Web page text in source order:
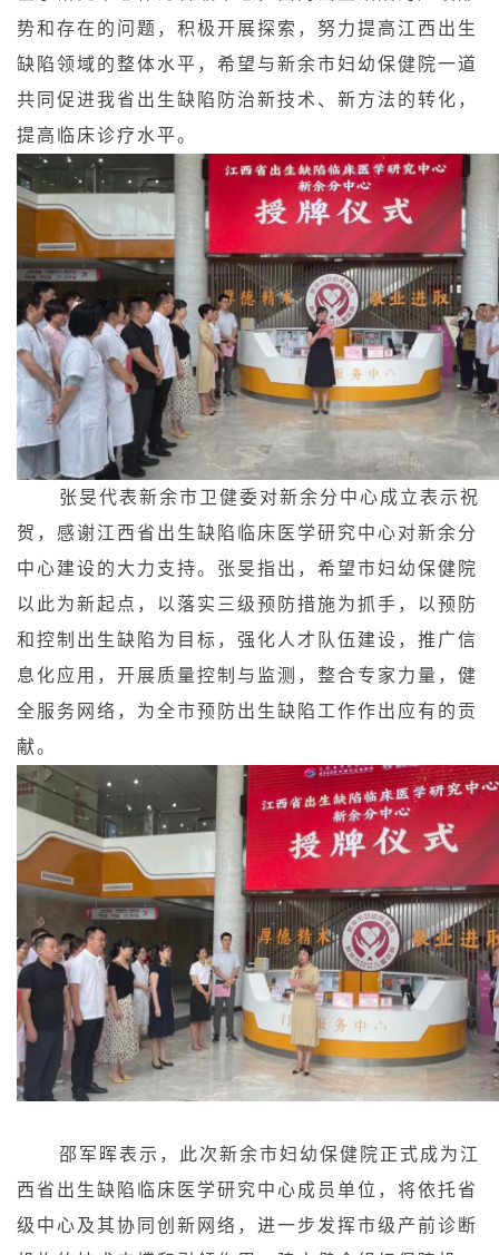
势和存在的问题，积极开展探索，努力提高江西出生
缺陷领域的整体水平，希望与新余市妇幼保健院一道
共同促进我省出生缺陷防治新技术、新方法的转化，
提高临床诊疗水平。
张旻代表新余市卫健委对新余分中心成立表示祝
贺，感谢江西省出生缺陷临床医学研究中心对新余分
中心建设的大力支持。张旻指出，希望市妇幼保健院
以此为新起点，以落实三级预防措施为抓手，以预防
和控制出生缺陷为目标，强化人才队伍建设，推广信
息化应用，开展质量控制与监测，整合专家力量，健
全服务网络，为全市预防出生缺陷工作作出应有的贡
献。
邵军晖表示，此次新余市妇幼保健院正式成为江
西省出生缺陷临床医学研究中心成员单位，将依托省
级中心及其协同创新网络，进一步发挥市级产前诊断